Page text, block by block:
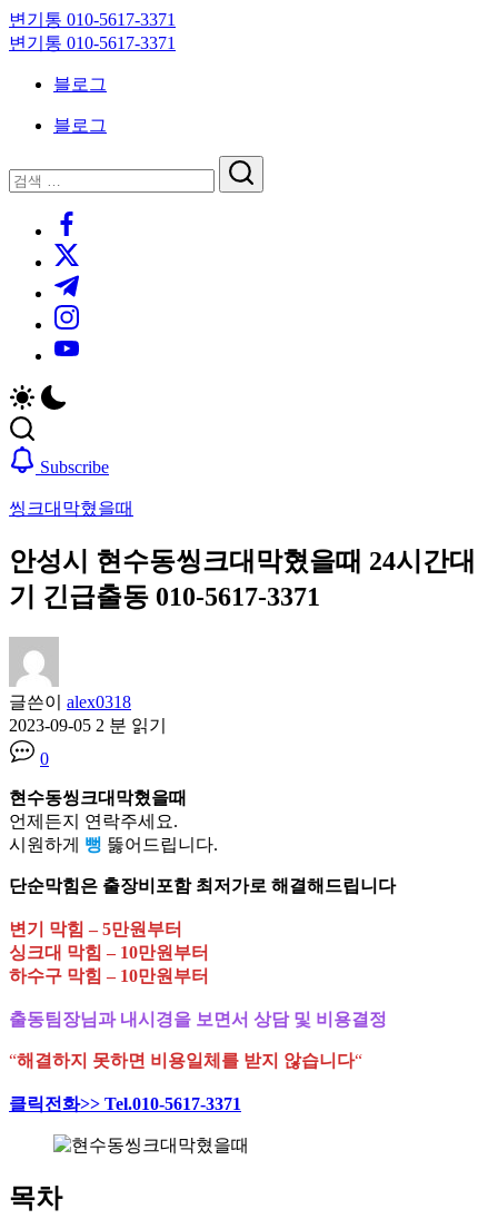
Skip
to
content
변기통 010-5617-3371
변
대
기
변기통 010-5617-3371
크
대
기
블로그
블로그
닫
기
검
검
https://www.facebook.com/
https://twitter.com/
https://t.me/
https://www.instagram.com/
https://youtube.com/
Subscribe
씽크대막혔을때
안성시 현수동씽크대막혔을때 24시간대
기 긴급출동 010-5617-3371
글쓴이 alex0318
2023-09-05 2 분 읽기
0
현수동씽크대막혔을때
언제든지 연락주세요.
시원하게 뻥 뚫어드립니다.
단순막힘은 출장비포함 최저가로 해결해드립니다
변기 막힘 – 5만원부터
싱크대 막힘 – 10만원부터
하수구 막힘 – 10만원부터
출동팀장님과 내시경을 보면서 상담 및 비용결정
“해결하지 못하면 비용일체를 받지 않습니다“
클릭전화>> Tel.010-5617-3371
목차